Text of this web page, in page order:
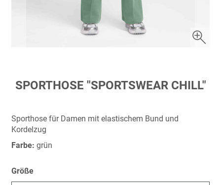
Zum
Anfang
springen
SPORTHOSE "SPORTSWEAR CHILL"
Sporthose für Damen mit elastischem Bund und
Kordelzug
Farbe: grün
Größe